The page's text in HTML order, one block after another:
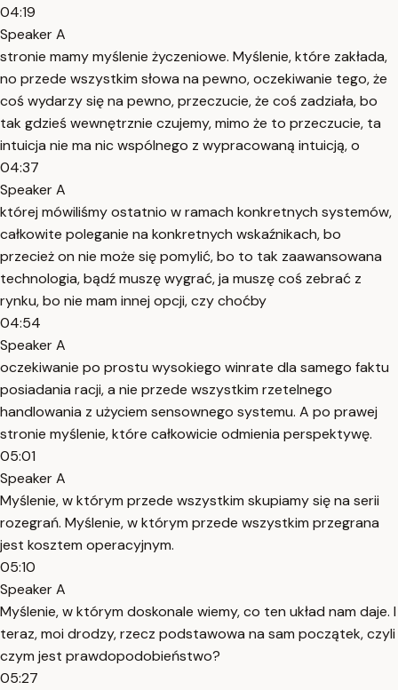
04:19
Speaker A
stronie mamy myślenie życzeniowe. Myślenie, które zakłada,
no przede wszystkim słowa na pewno, oczekiwanie tego, że
coś wydarzy się na pewno, przeczucie, że coś zadziała, bo
tak gdzieś wewnętrznie czujemy, mimo że to przeczucie, ta
intuicja nie ma nic wspólnego z wypracowaną intuicją, o
04:37
Speaker A
której mówiliśmy ostatnio w ramach konkretnych systemów,
całkowite poleganie na konkretnych wskaźnikach, bo
przecież on nie może się pomylić, bo to tak zaawansowana
technologia, bądź muszę wygrać, ja muszę coś zebrać z
rynku, bo nie mam innej opcji, czy choćby
04:54
Speaker A
oczekiwanie po prostu wysokiego winrate dla samego faktu
posiadania racji, a nie przede wszystkim rzetelnego
handlowania z użyciem sensownego systemu. A po prawej
stronie myślenie, które całkowicie odmienia perspektywę.
05:01
Speaker A
Myślenie, w którym przede wszystkim skupiamy się na serii
rozegrań. Myślenie, w którym przede wszystkim przegrana
jest kosztem operacyjnym.
05:10
Speaker A
Myślenie, w którym doskonale wiemy, co ten układ nam daje. I
teraz, moi drodzy, rzecz podstawowa na sam początek, czyli
czym jest prawdopodobieństwo?
05:27